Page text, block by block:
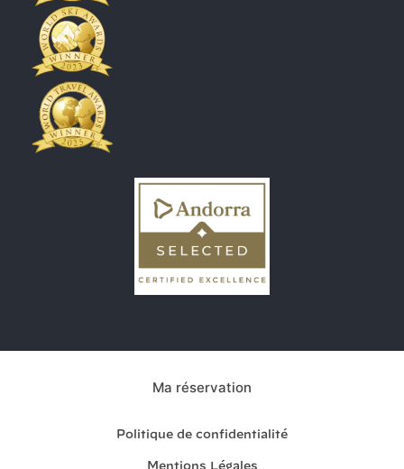
Ma réservation
Politique de confidentialité